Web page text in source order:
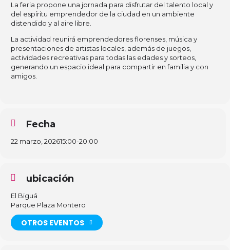
La feria propone una jornada para disfrutar del talento local y
del espíritu emprendedor de la ciudad en un ambiente
distendido y al aire libre.
La actividad reunirá emprendedores florenses, música y
presentaciones de artistas locales, además de juegos,
actividades recreativas para todas las edades y sorteos,
generando un espacio ideal para compartir en familia y con
amigos.
Fecha
22 marzo, 202615:00-20:00
ubicación
El Biguá
Parque Plaza Montero
OTROS EVENTOS